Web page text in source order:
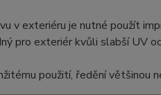
v exteriéru je nutné použít
pro exteriér kvůli slabší UV
použití, ředění většinou